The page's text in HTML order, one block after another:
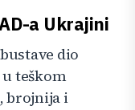
a Ukrajini
dio
teškom
brojnija i